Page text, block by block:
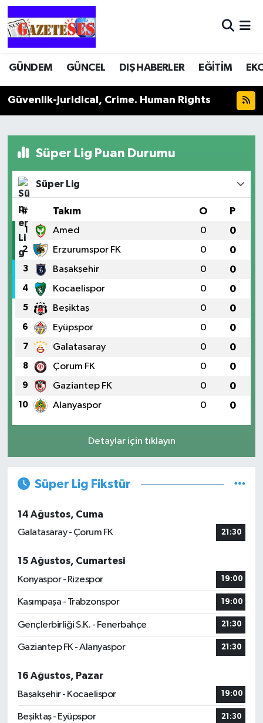
GÜNDEM GÜNCEL DIŞ HABERLER EĞİTİM
Güvenlik-Juridical, Crime. Human Rights
Süper Lig Puan Durumu
Süper Lig
# Takım O P
1 Amed 0 0
2 Erzurumspor FK 0 0
3 Başakşehir 0 0
4 Kocaelispor 0 0
5 Beşiktaş 0 0
6 Eyüpspor 0 0
7 Galatasaray 0 0
8 Çorum FK 0 0
9 Gaziantep FK 0 0
10 Alanyaspor 0 0
Detaylar için tıklayın
Süper Lig Fikstür
14 Ağustos, Cuma
Galatasaray - Çorum FK
21:30
15 Ağustos, Cumartesi
Konyaspor - Rizespor
19:00
Kasımpaşa - Trabzonspor 19:00
Gençlerbirliği S.K. - Fenerbahçe 21:30
Gaziantep FK - Alanyaspor 21:30
16 Ağustos, Pazar
Başakşehir - Kocaelispor
19:00
Beşiktaş - Eyüpspor 21:30